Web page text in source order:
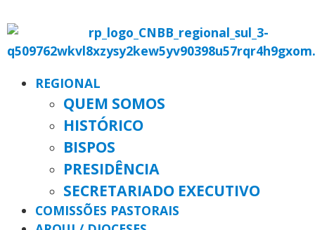
REGIONAL
QUEM SOMOS
HISTÓRICO
BISPOS
PRESIDÊNCIA
SECRETARIADO EXECUTIVO
COMISSÕES PASTORAIS